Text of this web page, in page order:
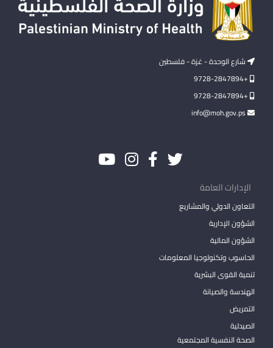
شارع الوحدة - غزة - فلسطين
+9728-2847894
+9728-2847894
الإدارات العامة
التعاون الدولي والمشاريع
الشؤون الإدارية
الشؤون المالية
الحاسوب وتكنولوجيا المعلومات
تنمية القوى البشرية
الهندسة والصيانة
التمريض
الصيدلية
الصحة النفسية المجتمعية